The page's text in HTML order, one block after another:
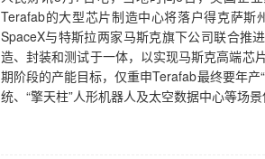
Terafab的大型芯片制造中心将落户得克萨
SpaceX与特斯拉两家马斯克旗下公司联合推
造、封装和测试于一体，以实现马斯克高端芯
期阶段的产能目标，仅重申Terafab最终要年
统、“擎天柱”人形机器人及太空数据中心等场